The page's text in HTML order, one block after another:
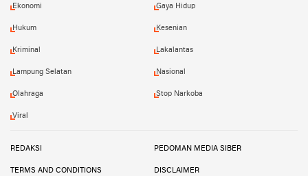
Ekonomi Gaya Hidup
Hukum Kesenian
Kriminal Lakalantas
Lampung Selatan Nasional
Olahraga Stop Narkoba
Viral
REDAKSI PEDOMAN MEDIA SIBER
TERMS AND CONDITIONS DISCLAIMER